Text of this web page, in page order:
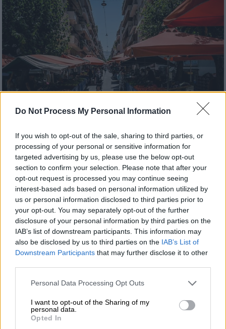
Do Not Process My Personal Information
If you wish to opt-out of the sale, sharing to third parties, or
processing of your personal or sensitive information for
targeted advertising by us, please use the below opt-out
section to confirm your selection. Please note that after your
opt-out request is processed you may continue seeing
interest-based ads based on personal information utilized by
us or personal information disclosed to third parties prior to
your opt-out. You may separately opt-out of the further
disclosure of your personal information by third parties on the
IAB’s list of downstream participants. This information may
also be disclosed by us to third parties on the IAB’s List of
Downstream Participants that may further disclose it to other
Please note that this website/app uses one or more Google
not limited to your visit or usage behaviour. You may click to
grant or deny consent to Google and its third-party tags to
use your data for below specified purposes in below Google
Personal Data Processing Opt Outs
I want to opt-out of the Sharing of my
personal data.
Opted In
Ελλάδα|31.12.2025 18:14
Απεργία παραγωγών στις λαϊκές
αγορές: «Με ανοιχτούς πάγκους, χωρίς
πράγματα από 7 Ιανουαρίου»
Ο πρόεδρος της Πανελλαδικής Ομοσπονδίας
Παραγωγών Λαϊκών Αγορών ανέλυσε τους
λόγους που οδήγησαν στο «λουκέτο»